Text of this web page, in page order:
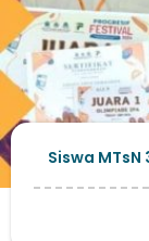
Siswa MTsN